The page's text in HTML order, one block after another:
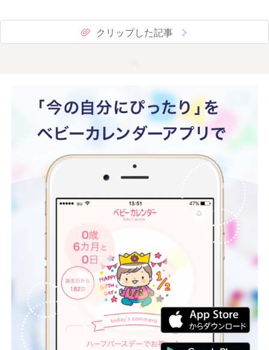
クリップした記事